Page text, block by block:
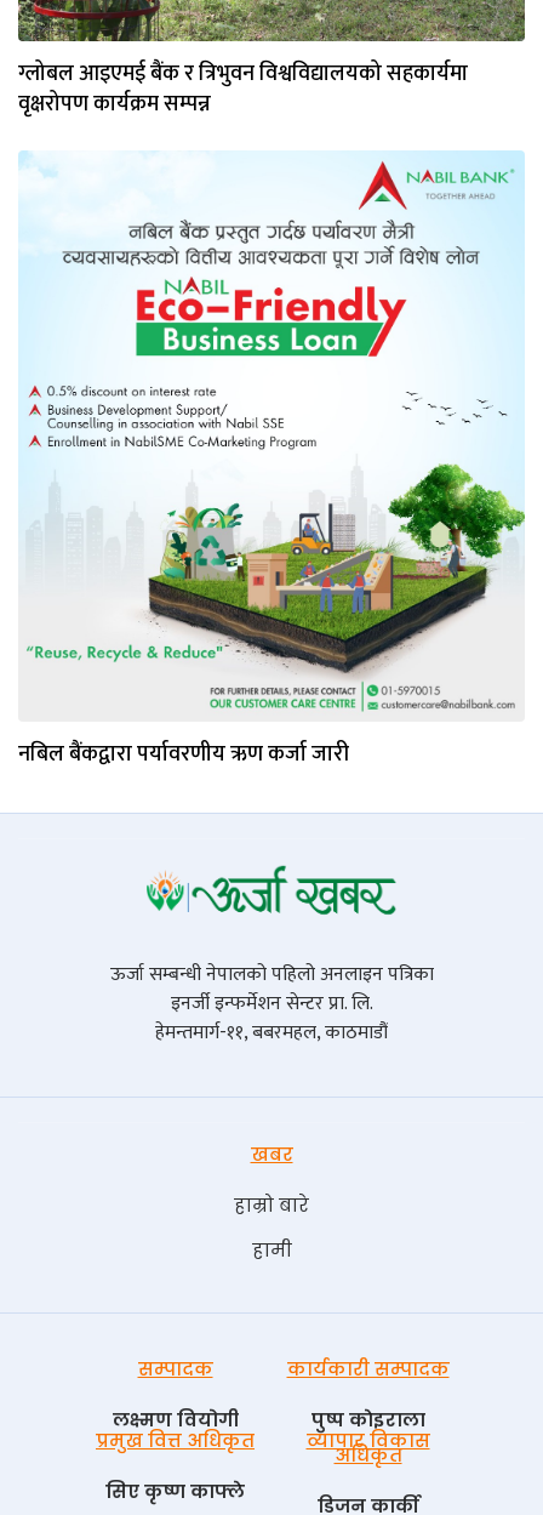
ग्लोबल आइएमई बैंक र त्रिभुवन विश्वविद्यालयको सहकार्यमा
वृक्षरोपण कार्यक्रम सम्पन्न
नबिल बैंकद्वारा पर्यावरणीय ऋण कर्जा जारी
ऊर्जा सम्बन्धी नेपालको पहिलो अनलाइन पत्रिका
इनर्जी इन्फर्मेशन सेन्टर प्रा. लि.
हेमन्तमार्ग-११, बबरमहल, काठमाडौं
खबर
हाम्रो बारे
हामी
सम्पादक
लक्ष्मण वियोगी
कार्यकारी सम्पादक
पुष्प काेइराला
प्रमुख वित्त अधिकृत
सिए कृष्ण काफ्ले
व्यापार विकास
अधिकृत
डिजन कार्की